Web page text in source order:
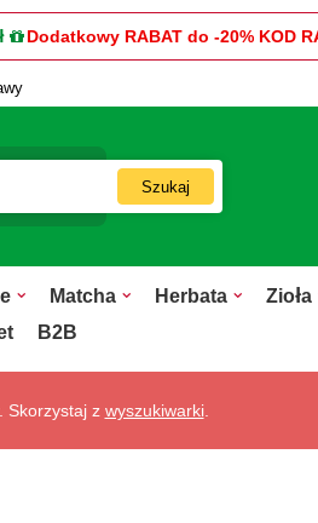
Dodatkowy RABAT do -20% KOD
Szukaj
Matcha Herbata Zioła
B2B
Skorzystaj z wyszukiwarki.